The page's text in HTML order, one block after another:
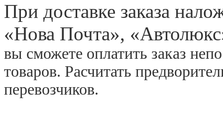
При доставке заказа
«Нова Почта»,
вы сможете оплатить заказ
товаров. Расчитать
перевозчиков.